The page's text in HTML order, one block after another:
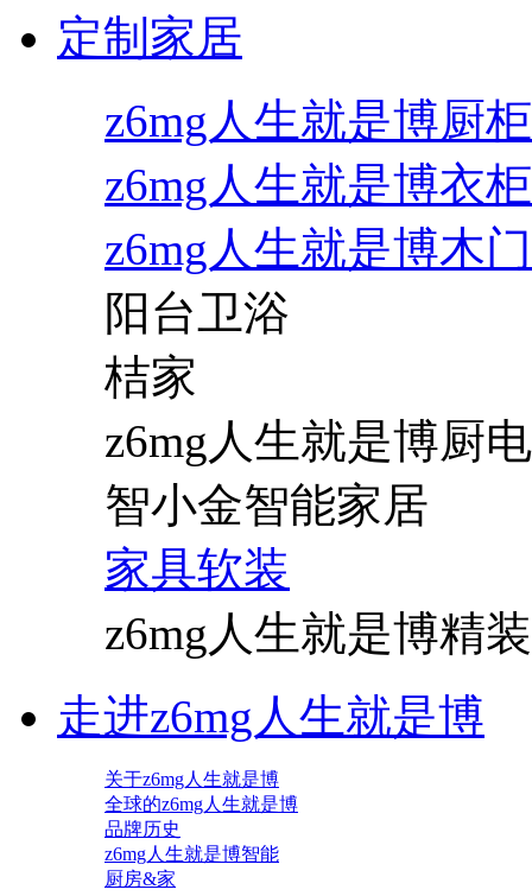
定制家居
z6mg人生就是博厨柜
z6mg人生就是博衣柜
z6mg人生就是博木门
阳台卫浴
桔家
z6mg人生就是博厨电
智小金智能家居
家具软装
z6mg人生就是博精装
走进z6mg人生就是博
关于z6mg人生就是博
全球的z6mg人生就是博
品牌历史
z6mg人生就是博智能
厨房&家